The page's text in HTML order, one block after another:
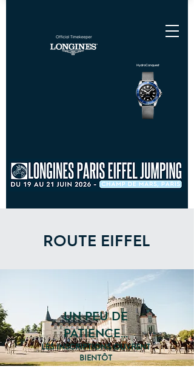
HydroConquest
ROUTE EIFFEL
UN PEU DE
PATIENCE...
LES INSCRIPTIONS OUVRENT
BIENTÔT